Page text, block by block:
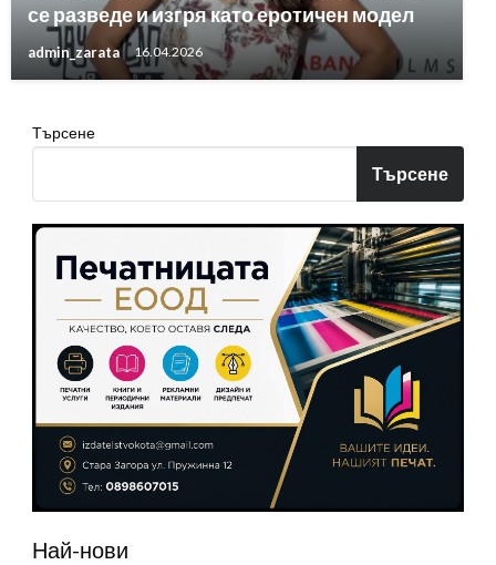
се разведе и изгря като еротичен модел
admin_zarata 16.04.2026
Търсене
Търсене
Най-нови